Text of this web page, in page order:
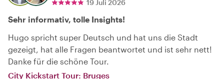
19 Juli 2026
Sehr informativ, tolle Insights!
Hugo spricht super Deutsch und hat uns die Stadt
gezeigt, hat alle Fragen beantwortet und ist sehr nett!
Danke für die schöne Tour.
City Kickstart Tour: Bruges